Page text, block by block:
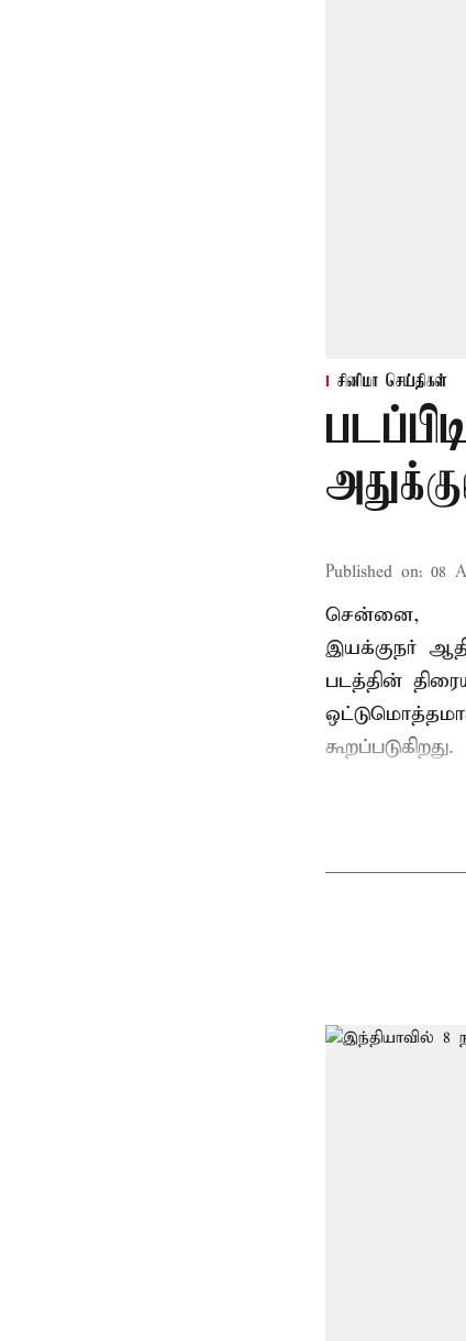
சினிமா செய்திகள்
Published on: 08
சென்னை,
இயக்குநர்
படத்தின்
கூறப்படுகிறது.